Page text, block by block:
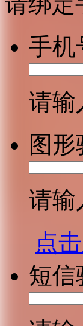
手机
请输
图形
请输
点
短信